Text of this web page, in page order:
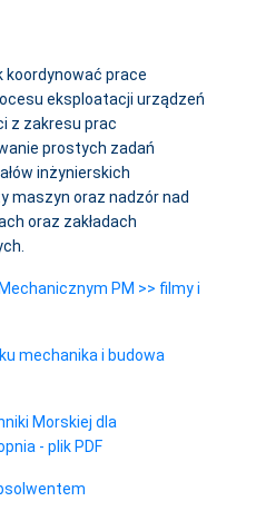
koordynować prace
eksploatacji urządzeń
z zakresu prac
prostych zadań
inżynierskich
maszyn oraz nadzór nad
oraz zakładach
PM >> filmy i
mechanika i budowa
Morskiej dla
- plik PDF